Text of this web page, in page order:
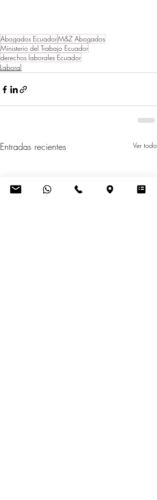
Abogados EcuadorM&Z Abogados
Ministerio del Trabajo Ecuador
derechos laborales Ecuador
Laboral
Entradas recientes Ver todo